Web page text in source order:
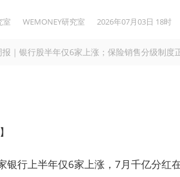
室 WEMONEY研究室 2026年07月03日 18时
｜银行股半年仅6家上涨；保险销售分级制度
银行上半年仅6家上涨，7月千亿分红